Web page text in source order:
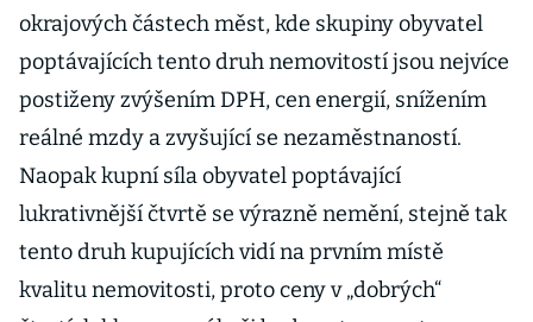
okrajových částech měst, kde skupiny obyvatel
poptávajících tento druh nemovitostí jsou nejvíce
postiženy zvýšením DPH, cen energií, snížením
reálné mzdy a zvyšující se nezaměstnaností.
Naopak kupní síla obyvatel poptávající
lukrativnější čtvrtě se výrazně nemění, stejně tak
tento druh kupujících vidí na prvním místě
kvalitu nemovitosti, proto ceny v „dobrých“